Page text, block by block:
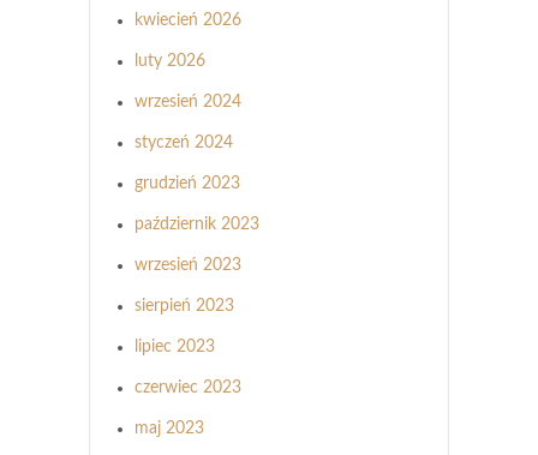
kwiecień 2026
luty 2026
wrzesień 2024
styczeń 2024
grudzień 2023
październik 2023
wrzesień 2023
sierpień 2023
lipiec 2023
czerwiec 2023
maj 2023